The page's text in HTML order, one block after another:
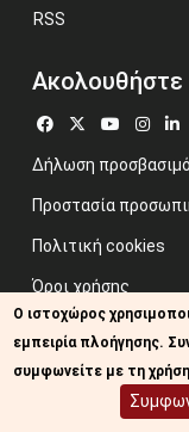
RSS
Ακολουθήστε
Δήλωση
Προστασία
Πολιτική cookies
Όροι χρήσης
Προηγούμενος
Image credits: Some
Ο ιστοχώρος
εμπειρία πλοήγησης.
συμφωνείτε με τη